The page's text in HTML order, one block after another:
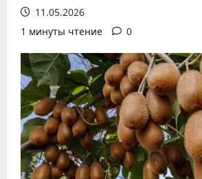
11.05.2026
1 минуты чтение
0